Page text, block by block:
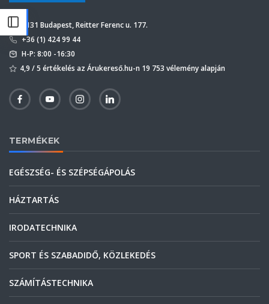
1131 Budapest, Reitter Ferenc u. 177.
+36 (1) 424 99 44
H-P: 8:00 -16:30
4,9 / 5 értékelés az Árukereső.hu-n 19 753 vélemény alapján
TERMÉKEK
EGÉSZSÉG- ÉS SZÉPSÉGÁPOLÁS
HÁZTARTÁS
IRODATECHNIKA
SPORT ÉS SZABADIDŐ, KÖZLEKEDÉS
SZÁMÍTÁSTECHNIKA